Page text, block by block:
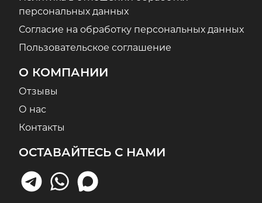
персональных данных
Согласие на обработку персональных данных
Пользовательское соглашение
О КОМПАНИИ
Отзывы
О нас
Контакты
ОСТАВАЙТЕСЬ С НАМИ